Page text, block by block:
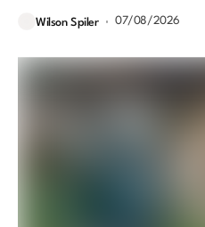
Wilson Spiler 07/08/2026